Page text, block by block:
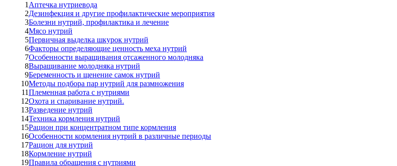
1 Аптечка нутриевода
2Дезинфекция и другие профилактические мероприятия
3Болезни нутрий, профилактика и лечение
4Мясо нутрий
5Первичная выделка шкурок нутрий
6Факторы определяющие ценность меха нутрий
7Особенности выращивания отсаженного молодняка
8Выращивание молодняка нутрий
9Беременность и щенение самок нутрий
10Методы подбора пар нутрий для размножения
11Племенная работа с нутриями
12Охота и спаривание нутрий.
13Разведение нутрий
14Техника кормления нутрий
15Рацион при концентратном типе кормления
16Особенности кормления нутрий в различные периоды
17Рацион для нутрий
18Кормление нутрий
19Правила обращения с нутриями